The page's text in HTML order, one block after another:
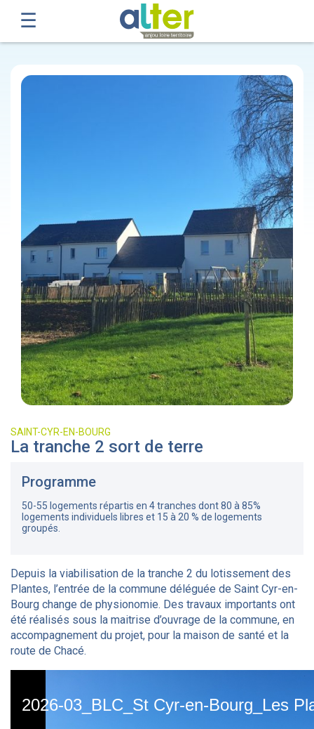
SAINT-CYR-EN-BOURG
La tranche 2 sort de terre
Programme
50-55 logements répartis en 4 tranches dont 80 à 85%
logements individuels libres et 15 à 20 % de logements
groupés.
Depuis la viabilisation de la tranche 2 du lotissement des
Plantes, l’entrée de la commune déléguée de Saint Cyr-en-
Bourg change de physionomie. Des travaux importants ont
été réalisés sous la maitrise d’ouvrage de la commune, en
accompagnement du projet, pour la maison de santé et la
route de Chacé.